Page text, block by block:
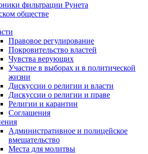
фильтрации Рунета
обществе
Правовое регулирование
Покровительство властей
Чувства верующих
Участие в выборах и в политической
жизни
Дискуссии о религии и власти
Дискуссии о религии и праве
Религии и карантин
Соглашения
Административное и полицейское
вмешательство
Места для молитвы